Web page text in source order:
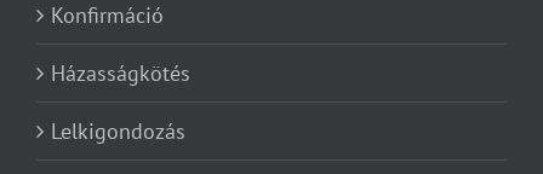
Konfirmáció
Házasságkötés
Lelkigondozás